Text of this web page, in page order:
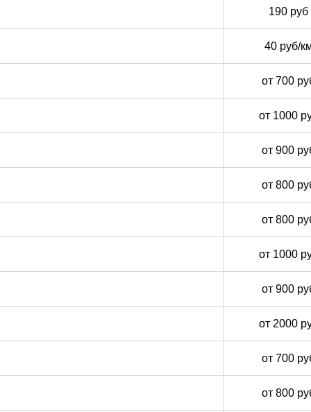
190 руб
40 руб/
от 700
от 1000
от 900
от 800
от 800
от 1000
от 900
от 2000
от 700
от 800